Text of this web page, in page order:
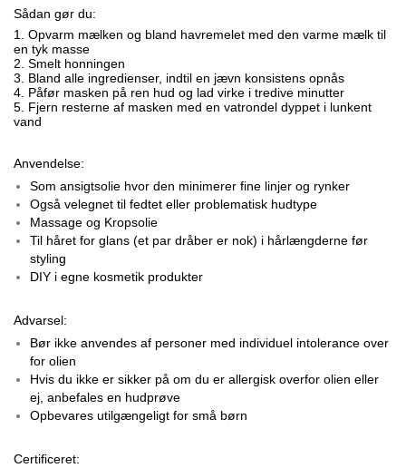
Sådan gør du:
1. Opvarm mælken og bland havremelet med den varme mælk til
en tyk masse
2. Smelt honningen
3. Bland alle ingredienser, indtil en jævn konsistens opnås
4. Påfør masken på ren hud og lad virke i tredive minutter
5. Fjern resterne af masken med en vatrondel dyppet i lunkent
vand
Anvendelse:
Som ansigtsolie hvor den minimerer fine linjer og rynker
Også velegnet til fedtet eller problematisk hudtype
Massage og Kropsolie
Til håret for glans (et par dråber er nok) i hårlængderne før
styling
DIY i egne kosmetik produkter
Advarsel:
Bør ikke anvendes af personer med individuel intolerance over
for olien
Hvis du ikke er sikker på om du er allergisk overfor olien eller
ej, anbefales en hudprøve
Opbevares utilgængeligt for små børn
Certificeret: